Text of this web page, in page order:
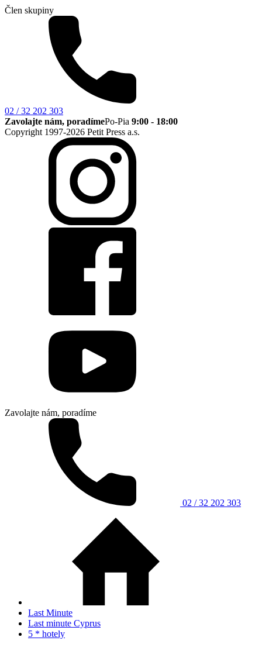
Člen skupiny
02 / 32 202 303
Zavolajte nám, poradímePo-Pia 9:00 - 18:00
Copyright 1997-2026 Petit Press a.s.
Zavolajte nám, poradíme
02 / 32 202 303
Last Minute
Last minute Cyprus
5 * hotely